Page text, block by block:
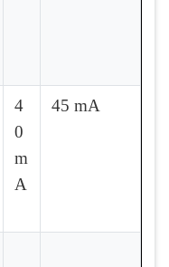
4
0
m
A
45 mA